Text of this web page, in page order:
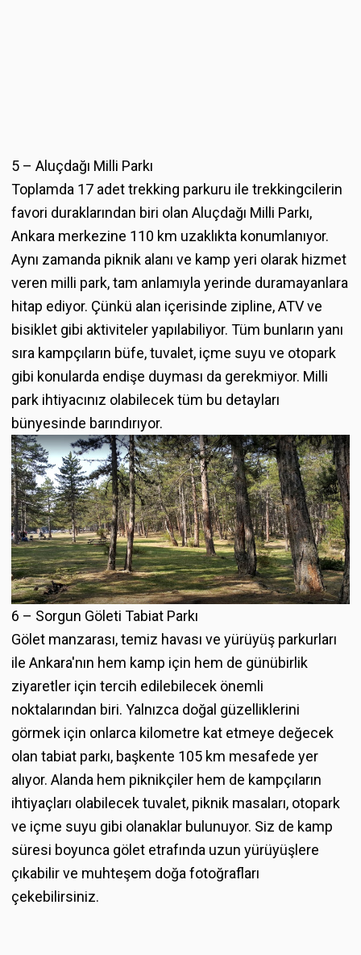
5 – Aluçdağı Milli Parkı
Toplamda 17 adet trekking parkuru ile trekkingcilerin
favori duraklarından biri olan Aluçdağı Milli Parkı,
Ankara merkezine 110 km uzaklıkta konumlanıyor.
Aynı zamanda piknik alanı ve kamp yeri olarak hizmet
veren milli park, tam anlamıyla yerinde duramayanlara
hitap ediyor. Çünkü alan içerisinde zipline, ATV ve
bisiklet gibi aktiviteler yapılabiliyor. Tüm bunların yanı
sıra kampçıların büfe, tuvalet, içme suyu ve otopark
gibi konularda endişe duyması da gerekmiyor. Milli
park ihtiyacınız olabilecek tüm bu detayları
bünyesinde barındırıyor.
6 – Sorgun Göleti Tabiat Parkı
Gölet manzarası, temiz havası ve yürüyüş parkurları
ile Ankara'nın hem kamp için hem de günübirlik
ziyaretler için tercih edilebilecek önemli
noktalarından biri. Yalnızca doğal güzelliklerini
görmek için onlarca kilometre kat etmeye değecek
olan tabiat parkı, başkente 105 km mesafede yer
alıyor. Alanda hem piknikçiler hem de kampçıların
ihtiyaçları olabilecek tuvalet, piknik masaları, otopark
ve içme suyu gibi olanaklar bulunuyor. Siz de kamp
süresi boyunca gölet etrafında uzun yürüyüşlere
çıkabilir ve muhteşem doğa fotoğrafları
çekebilirsiniz.